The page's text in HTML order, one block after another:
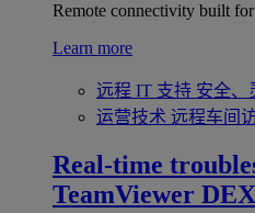
Remote connectivity built for
Learn more
远程 IT 支持 安全、
运营技术 远程车间
Real-time
TeamViewer DEX